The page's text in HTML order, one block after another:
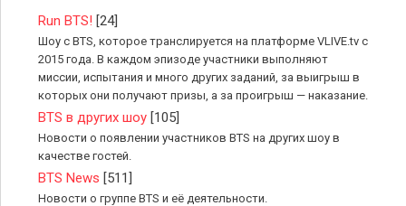
Run BTS! [24]
Шоу с BTS, которое транслируется на платформе VLIVE.tv с
2015 года. В каждом эпизоде участники выполняют
миссии, испытания и много других заданий, за выигрыш в
которых они получают призы, а за проигрыш — наказание.
BTS в других шоу [105]
Новости о появлении участников BTS на других шоу в
качестве гостей.
BTS News [511]
Новости о группе BTS и её деятельности.